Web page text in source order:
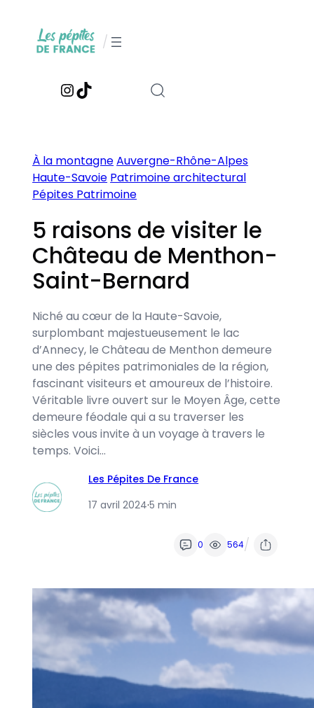
contenu
/
Instagram
TikTok
À la montagneAuvergne-Rhône-Alpes
Haute-Savoie Patrimoine architectural
Pépites Patrimoine
5 raisons de visiter le
Château de Menthon-
Saint-Bernard
Niché au cœur de la Haute-Savoie,
surplombant majestueusement le lac
d’Annecy, le Château de Menthon demeure
une des pépites patrimoniales de la région,
fascinant visiteurs et amoureux de l’histoire.
Véritable livre ouvert sur le Moyen Âge, cette
demeure féodale qui a su traverser les
siècles vous invite à un voyage à travers le
temps. Voici…
Les Pépites De France
17 avril 2024·5 min
0 564/